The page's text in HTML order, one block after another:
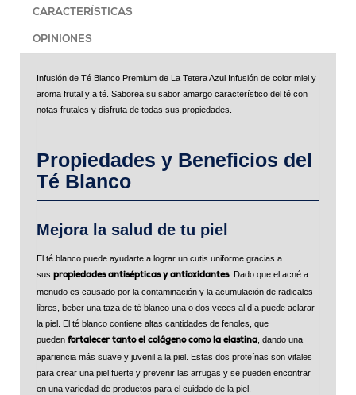
CARACTERÍSTICAS
OPINIONES
Infusión de Té Blanco Premium de La Tetera Azul Infusión de color miel y
aroma frutal y a té. Saborea su sabor amargo característico del té con
notas frutales y disfruta de todas sus propiedades.
Propiedades y Beneficios del
Té Blanco
Mejora la salud de tu piel
El té blanco puede ayudarte a lograr un cutis uniforme gracias a
sus propiedades antisépticas y antioxidantes. Dado que el acné a
menudo es causado por la contaminación y la acumulación de radicales
libres, beber una taza de té blanco una o dos veces al día puede aclarar
la piel. El té blanco contiene altas cantidades de fenoles, que
pueden fortalecer tanto el colágeno como la elastina , dando una
apariencia más suave y juvenil a la piel. Estas dos proteínas son vitales
para crear una piel fuerte y prevenir las arrugas y se pueden encontrar
en una variedad de productos para el cuidado de la piel.